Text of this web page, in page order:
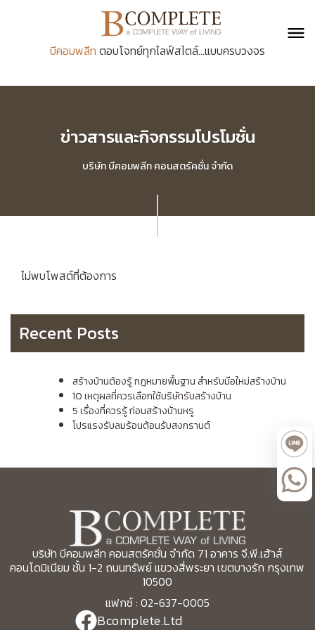
บีคอมพลีท ตอบโจทย์ทุกไลฟ์สไตล์...แบบครบวงจร
ข่าวสารและกิจกรรมโปรโมชั่น
บริษัท บีคอมพลีท คอนสตรัคชั่น จำกัด
ไม่พบโพสต์ที่ต้องการ
Recent Posts
สร้างบ้านต้องรู้ กฎหมายพื้นฐาน สำหรับมือใหม่สร้างบ้าน
10 เหตุผลที่ควรเลือกใช้บริษัทรับสร้างบ้าน
5 เรื่องที่ควรรู้ ก่อนสร้างบ้านหรู
โปรแรงรับลมร้อนต้อนรับสงกรานต์
บริษัท บีคอมพลีท คอนสตรัคชั่น จำกัด 71 อาคาร จี.พี.เฮ้าส์
คอนโดมิเนียม ชั้น 1-2 ถนนทรัพย์ แขวงสี่พระยา เขตบางรัก กรุงเทพ
10500
แฟกซ์ : 02-637-0005
Bcomplete.Ltd